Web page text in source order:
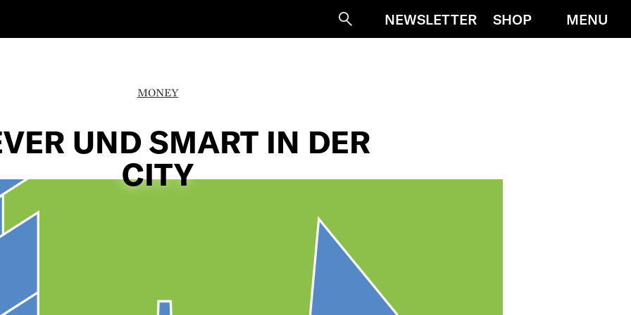
SucheNEWSLETTER SHOP MENU
MONEY
UND SMART IN DER
CITY